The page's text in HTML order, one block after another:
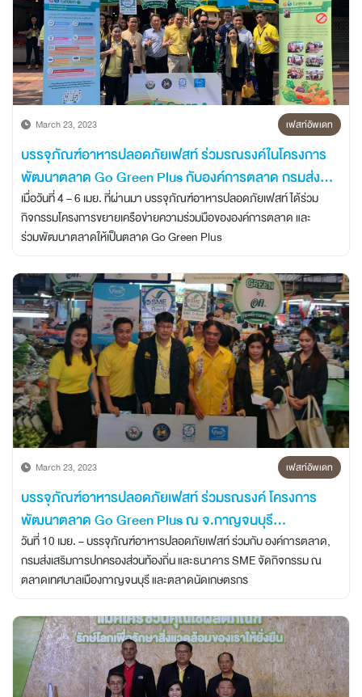
March 23, 2023 เฟสท์อัพเดท
บรรจุภัณฑ์อาหารปลอดภัยเฟสท์ ร่วมรณรงค์ในโครงการ
พัฒนาตลาด Go Green Plus กับองค์การตลาด กรมส่ง
เสริมการปกครองส่วนท้องถิ่น และ SME Bank
เมื่อวันที่ 4 – 6 เมย. ที่ผ่านมา บรรจุภัณฑ์อาหารปลอดภัยเฟสท์ ได้ร่วม
กิจกรรมโครงการขยายเครือข่ายความร่วมมือขององค์การตลาด และ
ร่วมพัฒนาตลาดให้เป็นตลาด Go Green Plus
March 23, 2023 เฟสท์อัพเดท
บรรจุภัณฑ์อาหารปลอดภัยเฟสท์ ร่วมรณรงค์ โครงการ
พัฒนาตลาด Go Green Plus ณ จ.กาญจนบุรี
และจ.สิงห์บุรี
วันที่ 10 เมย. – บรรจุภัณฑ์อาหารปลอดภัยเฟสท์ ร่วมกับ องค์การตลาด,
กรมส่งเสริมการปกครองส่วนท้องถิ่น และธนาคาร SME จัดกิจกรรม ณ
ตลาดเทศบาลเมืองกาญจนบุรี และตลาดนัดเกษตรกร